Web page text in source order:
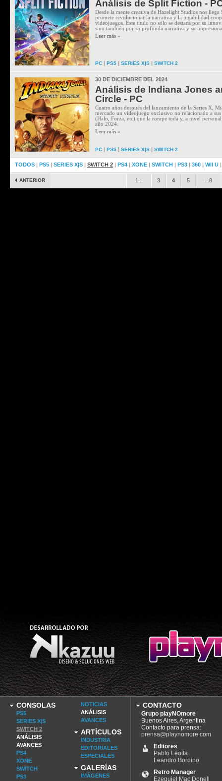
Análisis de Split Fiction -
Desde la mente creativa de Hazelight Studios nos
promete revolucionar la narrativa y la jugabilidad
videojuegos. Este título no sólo se destaca por su
sino también por su profunda narrativa y su
Leer más »
PC | PS5 | SERIES X|S | SWITCH 2
30 DE DICIEMBRE DEL 2024
Análisis de Indiana Jones
Circle - PC
Cuatro años después del lanzamiento de la Series X,
mercado un videojuego exclusivo no relacionado a
(Halo, Forza, etc) que la rompe toda y, a nivel
año 2024.
Leer más »
PC | PS5 | SERIES X|S | SWITCH 2
TODOS | PS5 | SERIES X|S | SWITCH 2 | PS4 | XONE | SWITCH | PS3 | 360 | WII U
ANTERIOR 1... 3 4 5 ...8
CONSOLAS
PS5
SERIES X|S
SWITCH 2
ANÁLISIS
AVANCES
PS4
XONE
SWITCH
PS3
NOTICIAS
ANÁLISIS
AVANCES
ARTÍCULOS
INDUSTRIA
EDITORIALES
ESPECIALES
GALERÍAS
IMÁGENES
CONTACTO
Grupo playNOmore
Buenos Aires, Argentina
Contacto para prensa:
prensa@playnomore.com
Editores
Pablo Leotta
Leandro Bordino
Retro Manager
Ezequiel Mac Donell